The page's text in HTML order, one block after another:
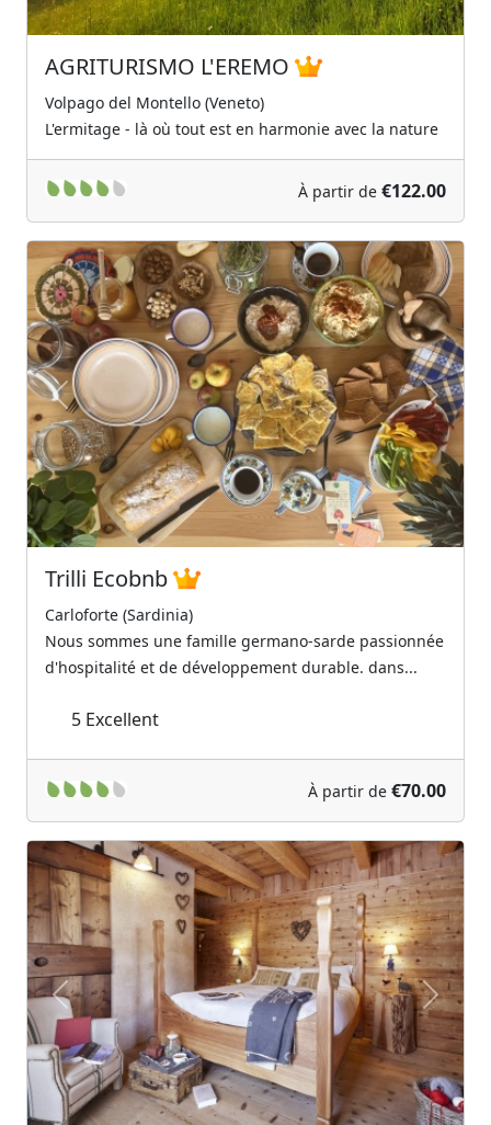
AGRITURISMO L'EREMO
Volpago del Montello (Veneto)
L'ermitage - là où tout est en harmonie avec la nature
À partir de €122.00
Previous Next
Trilli Ecobnb
Carloforte (Sardinia)
Nous sommes une famille germano-sarde passionnée
d'hospitalité et de développement durable. dans...
5 Excellent
À partir de €70.00
Previous Next